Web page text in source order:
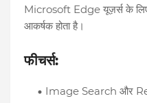
Microsoft Edge यूज़र्स के
आकर्षक होता है।
फीचर्स:
Image Search और